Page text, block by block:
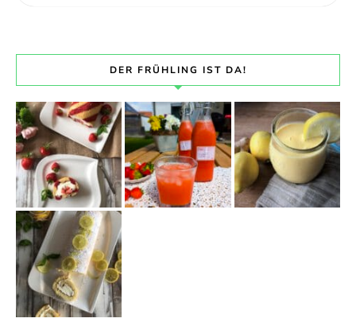
DER FRÜHLING IST DA!